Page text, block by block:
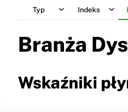
Typ Indeks
Branża
Wskaźniki